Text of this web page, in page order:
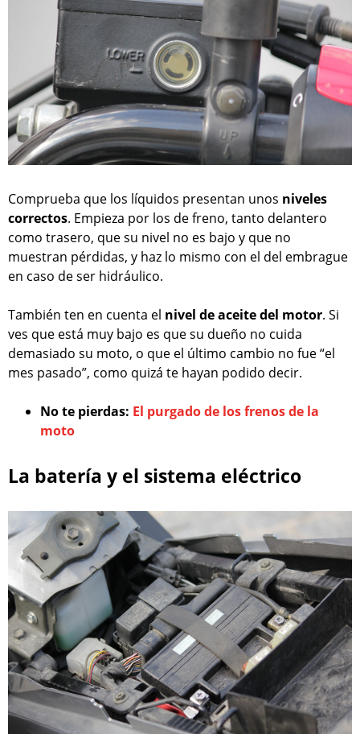
Comprueba que los líquidos presentan unos niveles
correctos. Empieza por los de freno, tanto delantero
como trasero, que su nivel no es bajo y que no
muestran pérdidas, y haz lo mismo con el del embrague
en caso de ser hidráulico.
También ten en cuenta el nivel de aceite del motor. Si
ves que está muy bajo es que su dueño no cuida
demasiado su moto, o que el último cambio no fue “el
mes pasado”, como quizá te hayan podido decir.
No te pierdas: El purgado de los frenos de la
moto
La batería y el sistema eléctrico